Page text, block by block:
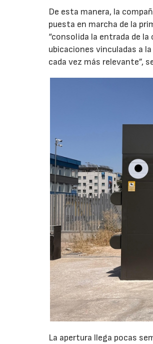
De esta manera, la
puesta en marcha de la
“consolida la entrada de
ubicaciones vinculadas a
cada vez más relevante”,
La apertura llega pocas